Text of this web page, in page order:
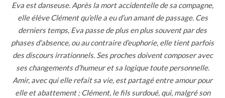
Eva est danseuse. Après la mort accidentelle de sa compagne,
elle élève Clément qu’elle a eu d’un amant de passage. Ces
derniers temps, Eva passe de plus en plus souvent par des
phases d’absence, ou au contraire d’euphorie, elle tient parfois
des discours irrationnels. Ses proches doivent composer avec
ses changements d’humeur et sa logique toute personnelle.
Amir, avec qui elle refait sa vie, est partagé entre amour pour
elle et abattement ; Clément, le fils surdoué, qui, malgré son